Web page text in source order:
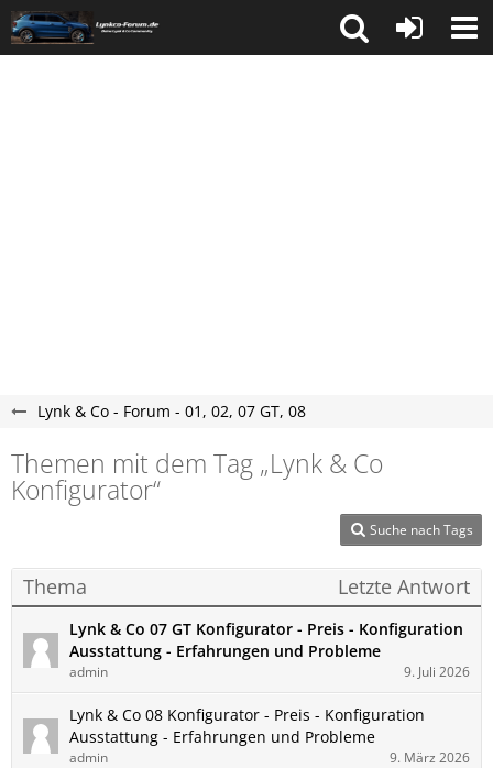
Lynk & Co - Forum - 01, 02, 07 GT, 08
Themen mit dem Tag „Lynk & Co
Konfigurator“
Suche nach Tags
Thema Letzte Antwort
Lynk & Co 07 GT Konfigurator - Preis - Konfiguration
Ausstattung - Erfahrungen und Probleme
admin 9. Juli 2026
Lynk & Co 08 Konfigurator - Preis - Konfiguration
Ausstattung - Erfahrungen und Probleme
admin 9. März 2026